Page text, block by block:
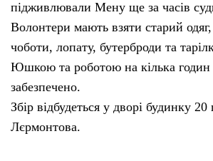
підживлювали Мену ще за часів
Волонтери мають взяти старий
чоботи, лопату, бутерброди та
Юшкою та роботою на кілька годин
забезпечено.
Збір відбудеться у дворі будинку 20
Лєрмонтова.